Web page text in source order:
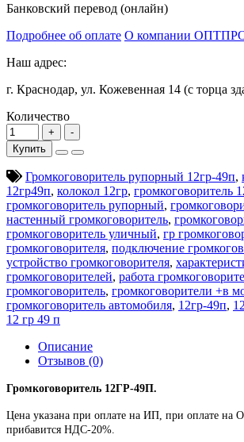
Банковский перевод (онлайн)
Подробнее об оплате О компании
Наш адрес:
г. Краснодар, ул. Кожевенная 14 (с торца
Количество
Купить
Громкоговоритель рупорный 12гр-49п,
12гр49п, колокол 12гр, громкоговоритель
громкоговоритель рупорный,
настенный громкоговоритель,
громкоговоритель уличный, гр
громкоговорителя, подключение
устройство громкоговорителя,
громкоговорителей, работа
громкоговоритель, громкоговорители +в
громкоговоритель автомобиля, 12гр-49п,
12 гр 49 п
Описание
Отзывов (0)
Громкоговоритель 12ГР-49П.
Цена указана при оплате на ИП, при оплате на
прибавится НДС-20%.